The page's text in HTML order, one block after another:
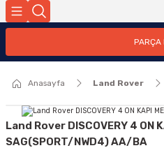
PARÇA
Anasayfa Land Rover
Land Rover DISCOVERY 4 ON
SAG(SPORT/NWD4) AA/BA